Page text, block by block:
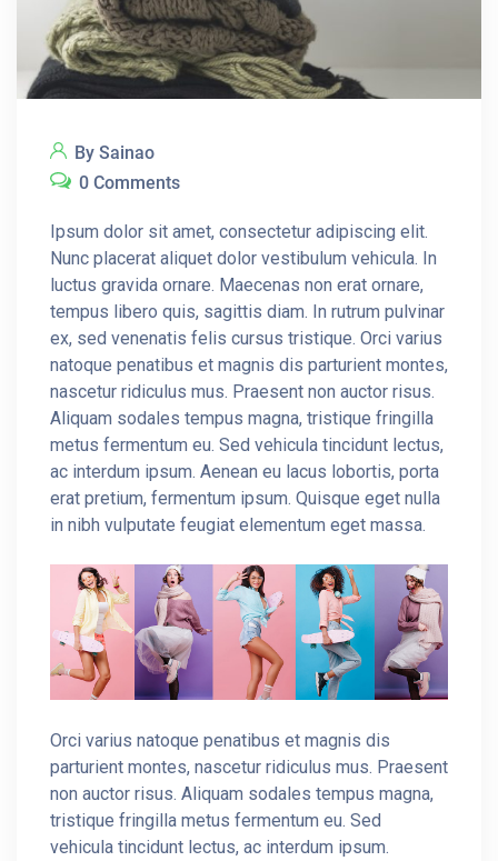
By Sainao
0 Comments
Ipsum dolor sit amet, consectetur adipiscing elit.
Nunc placerat aliquet dolor vestibulum vehicula. In
luctus gravida ornare. Maecenas non erat ornare,
tempus libero quis, sagittis diam. In rutrum pulvinar
ex, sed venenatis felis cursus tristique. Orci varius
natoque penatibus et magnis dis parturient montes,
nascetur ridiculus mus. Praesent non auctor risus.
Aliquam sodales tempus magna, tristique fringilla
metus fermentum eu. Sed vehicula tincidunt lectus,
ac interdum ipsum. Aenean eu lacus lobortis, porta
erat pretium, fermentum ipsum. Quisque eget nulla
in nibh vulputate feugiat elementum eget massa.
Orci varius natoque penatibus et magnis dis
parturient montes, nascetur ridiculus mus. Praesent
non auctor risus. Aliquam sodales tempus magna,
tristique fringilla metus fermentum eu. Sed
vehicula tincidunt lectus, ac interdum ipsum.